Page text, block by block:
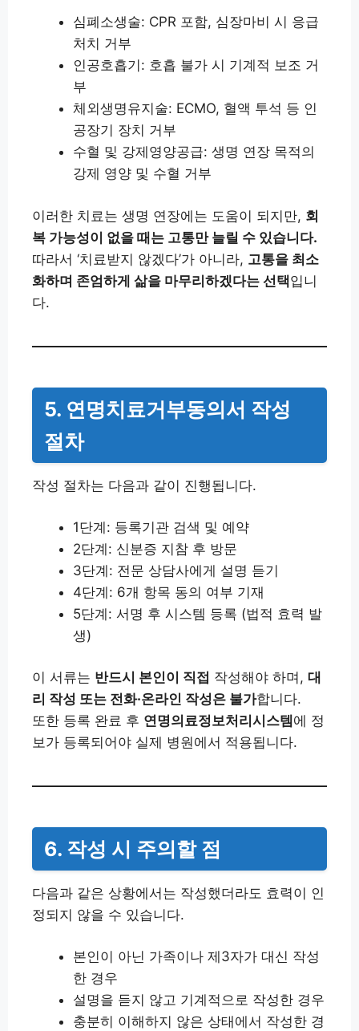
심폐소생술: CPR 포함, 심장마비 시 응급
처치 거부
인공호흡기: 호흡 불가 시 기계적 보조 거
부
체외생명유지술: ECMO, 혈액 투석 등 인
공장기 장치 거부
수혈 및 강제영양공급: 생명 연장 목적의
강제 영양 및 수혈 거부
이러한 치료는 생명 연장에는 도움이 되지만, 회
복 가능성이 없을 때는 고통만 늘릴 수 있습니다.
따라서 ‘치료받지 않겠다’가 아니라, 고통을 최소
화하며 존엄하게 삶을 마무리하겠다는 선택입니
다.
5. 연명치료거부동의서 작성
절차
작성 절차는 다음과 같이 진행됩니다.
1단계: 등록기관 검색 및 예약
2단계: 신분증 지참 후 방문
3단계: 전문 상담사에게 설명 듣기
4단계: 6개 항목 동의 여부 기재
5단계: 서명 후 시스템 등록 (법적 효력 발
생)
이 서류는 반드시 본인이 직접 작성해야 하며, 대
리 작성 또는 전화·온라인 작성은 불가합니다.
또한 등록 완료 후 연명의료정보처리시스템 에 정
보가 등록되어야 실제 병원에서 적용됩니다.
6. 작성 시 주의할 점
다음과 같은 상황에서는 작성했더라도 효력이 인
정되지 않을 수 있습니다.
본인이 아닌 가족이나 제3자가 대신 작성
한 경우
설명을 듣지 않고 기계적으로 작성한 경우
충분히 이해하지 않은 상태에서 작성한 경